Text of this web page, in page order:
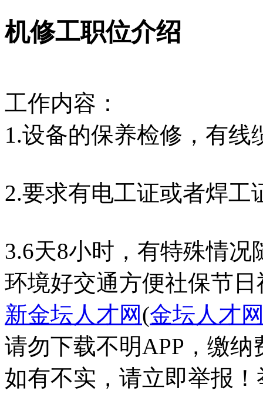
机修工职位介绍
工作内容：
1.设备的保养检修，有线
2.要求有电工证或者焊工
3.6天8小时，有特殊情
环境好交通方便社保节日
新金坛人才网(金坛人才
请勿下载不明APP，缴
如有不实，请立即举报